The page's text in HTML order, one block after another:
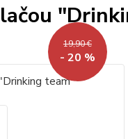
19,90 €
- 20 %